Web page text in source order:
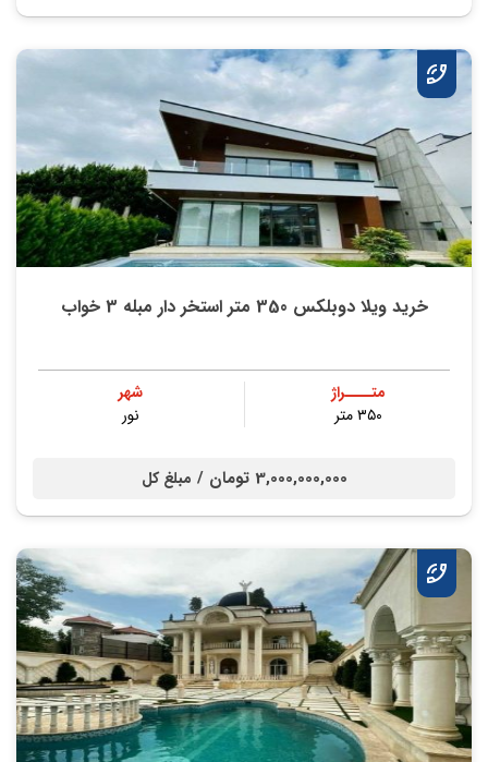
خرید ویلا دوبلکس 350 متر استخر دار مبله 3 خواب
متــــراژ
۳۵۰ متر
شهر
نور
3,000,000,000 تومان / مبلغ کل